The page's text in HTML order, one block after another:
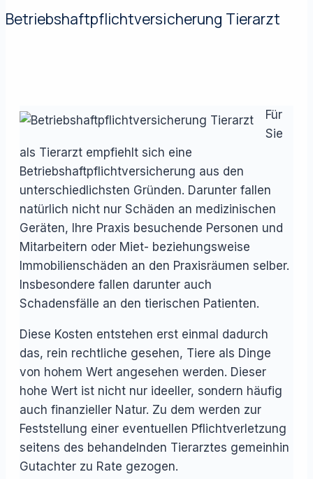
Betriebshaftpflichtversicherung Tierarzt
Für
Sie
als Tierarzt empfiehlt sich eine
Betriebshaftpflichtversicherung aus den
unterschiedlichsten Gründen. Darunter fallen
natürlich nicht nur Schäden an medizinischen
Geräten, Ihre Praxis besuchende Personen und
Mitarbeitern oder Miet- beziehungsweise
Immobilienschäden an den Praxisräumen selber.
Insbesondere fallen darunter auch
Schadensfälle an den tierischen Patienten.
Diese Kosten entstehen erst einmal dadurch
das, rein rechtliche gesehen, Tiere als Dinge
von hohem Wert angesehen werden. Dieser
hohe Wert ist nicht nur ideeller, sondern häufig
auch finanzieller Natur. Zu dem werden zur
Feststellung einer eventuellen Pflichtverletzung
seitens des behandelnden Tierarztes gemeinhin
Gutachter zu Rate gezogen.